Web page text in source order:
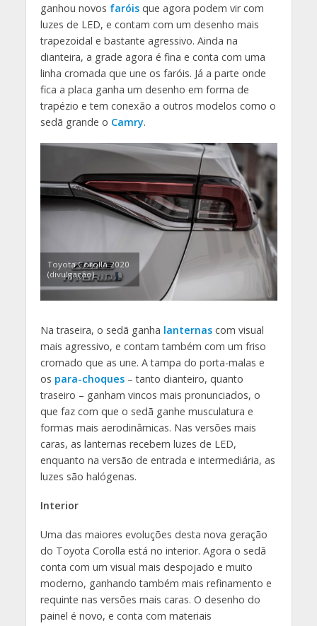
ganhou novos faróisque agora podem vir com
luzes de LED, e contam com um desenho mais
trapezoidal e bastante agressivo. Ainda na
dianteira, a grade agora é fina e conta com uma
linha cromada que une os faróis. Já a parte onde
fica a placa ganha um desenho em forma de
trapézio e tem conexão a outros modelos como o
sedã grande o Camry.
Toyota Corolla 2020
(divulgação)
Na traseira, o sedã ganha lanternascom visual
mais agressivo, e contam também com um friso
cromado que as une. A tampa do porta-malas e
os para-choques– tanto dianteiro, quanto
traseiro – ganham vincos mais pronunciados, o
que faz com que o sedã ganhe musculatura e
formas mais aerodinâmicas. Nas versões mais
caras, as lanternas recebem luzes de LED,
enquanto na versão de entrada e intermediária, as
luzes são halógenas.
Interior
Uma das maiores evoluções desta nova geração
do Toyota Corolla está no interior. Agora o sedã
conta com um visual mais despojado e muito
moderno, ganhando também mais refinamento e
requinte nas versões mais caras. O desenho do
painel é novo, e conta com materiais